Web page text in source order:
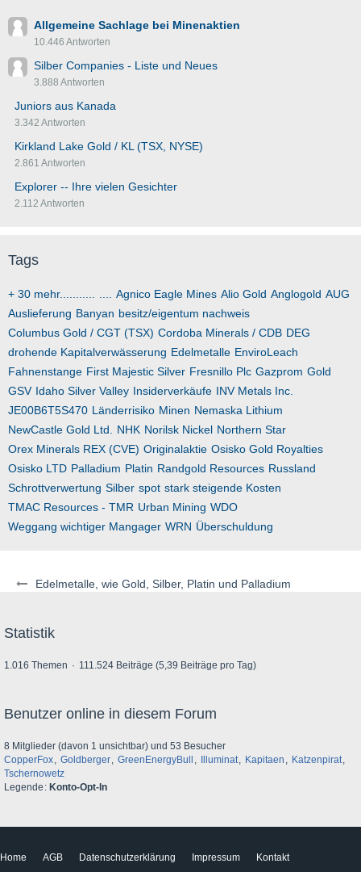
Edelmetalle, wie Gold, Silber, Platin und Palladium
Allgemeine Sachlage bei Minenaktien
10.446 Antworten
Silber Companies - Liste und Neues
3.888 Antworten
Juniors aus Kanada
3.342 Antworten
Kirkland Lake Gold / KL (TSX, NYSE)
2.861 Antworten
Explorer -- Ihre vielen Gesichter
2.112 Antworten
Tags
+ 30 mehr........... Agnico Eagle Mines Alio Gold Anglogold AUG
Auslieferung Banyan besitz/eigentum nachweis
Columbus Gold / CGT (TSX) Cordoba Minerals / CDB DEG
drohende Kapitalverwässerung Edelmetalle EnviroLeach
Fahnenstange First Majestic Silver Fresnillo Plc Gazprom Gold
GSV Idaho Silver Valley Insiderverkäufe INV Metals Inc.
JE00B6T5S470 Länderrisiko Minen Nemaska Lithium
NewCastle Gold Ltd.
NHK Norilsk Nickel Northern Star
Orex Minerals REX (CVE) Originalaktie Osisko Gold Royalties
Osisko LTD Palladium Platin Randgold Resources Russland
Schrottverwertung Silber spot stark steigende Kosten
TMAC Resources - TMR Urban Mining WDO
Weggang wichtiger Mangager WRN Überschuldung
Statistik
1.016 Themen 111.524 Beiträge (5,39 Beiträge pro Tag)
Benutzer online in diesem Forum
8 Mitglieder (davon 1 unsichtbar) und 53 Besucher
CopperFox
Goldberger GreenEnergyBull Illuminat Kapitaen
Katzenpirat
Tschernowetz
Legende
Konto-Opt-In
Home AGB Datenschutzerklärung Impressum Kontakt